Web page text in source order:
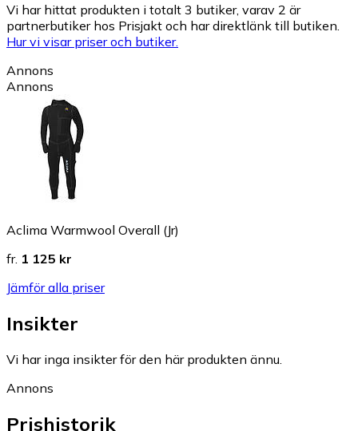
Vi har hittat produkten i totalt 3 butiker, varav 2 är
partnerbutiker hos Prisjakt och har direktlänk till butiken.
Hur vi visar priser och butiker.
Annons
Annons
Aclima Warmwool Overall (Jr)
fr. 1 125 kr
Jämför alla priser
Insikter
Vi har inga insikter för den här produkten ännu.
Annons
Prishistorik